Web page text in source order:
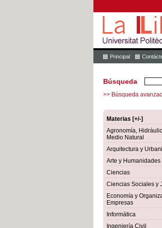
Principal
Búsqueda
>> Búsqueda
Materias [+/-]
Agronomía,
Medio Natural
Arquitectura y
Arte y Humanidades
Ciencias
Ciencias Sociales y
Economía y
Empresas
Informática
Ingeniería Civil